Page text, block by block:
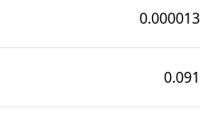
0.000013
0.091